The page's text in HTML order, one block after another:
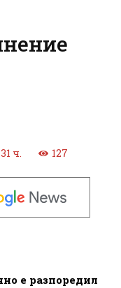
ч. 127
е разпоредил